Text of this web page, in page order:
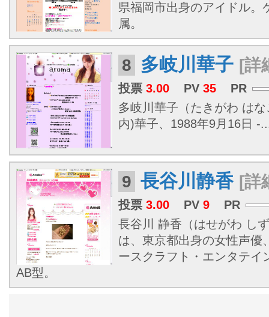
県福岡市出身のアイドル。
属。
8 多岐川華子 [詳
投票 3.00 PV 35
PR
多岐川華子（たきがわ は
内)華子、1988年9月16日 -
9 長谷川静香 [詳
投票 3.00 PV 9
PR
長谷川 静香（はせがわ し
は、東京都出身の女性声優
ースクラフト・エンタテイ
AB型。